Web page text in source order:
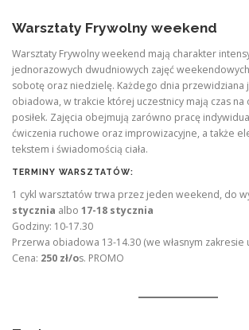
Warsztaty Frywolny weekend
Warsztaty Frywolny weekend mają charakter
jednorazowych dwudniowych zajęć
sobotę oraz niedzielę. Każdego dnia przewidziana
obiadowa, w trakcie której uczestnicy mają czas
posiłek. Zajęcia obejmują zarówno pracę
ćwiczenia ruchowe oraz improwizacyjne, a także
tekstem i świadomością ciała.
TERMINY WARSZTATÓW:
1 cykl warsztatów trwa przez jeden weekend, do
stycznia albo 17-18 stycznia
Godziny: 10-17.30
Przerwa obiadowa 13-14.30 (we własnym zakresie
Cena: 250 zł/os. PROMO